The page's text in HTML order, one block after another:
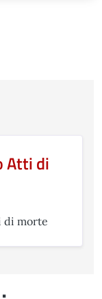
Atti di
di morte